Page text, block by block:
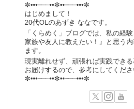
✼•••┈┈┈••✼••┈┈┈•••✼
はじめまして！
20代OLのあずき ななです。
「くらめく」ブログでは、私の経
家族や友人に教えたい！』と思う
ます。
現実離れせず、頑張れば実践でき
お届けするので、参考にしてくださ
✼•••┈┈┈••✼••┈┈┈•••✼